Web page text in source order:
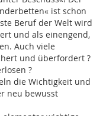
ist schon
Beruf der Welt wird
und als einengend,
Auch viele
und überfordert ?
?
die Wichtigkeit und
neu bewusst